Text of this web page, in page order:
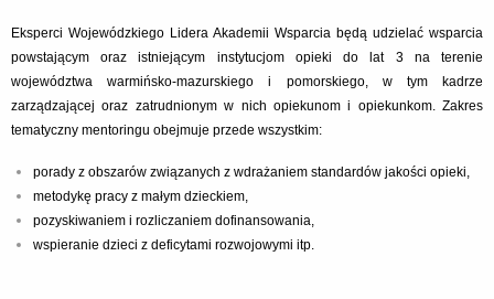
Eksperci Wojewódzkiego Lidera Akademii Wsparcia będą udzielać wsparcia
powstającym oraz istniejącym instytucjom opieki do lat 3 na terenie
województwa warmińsko-mazurskiego i pomorskiego, w tym kadrze
zarządzającej oraz zatrudnionym w nich opiekunom i opiekunkom. Zakres
tematyczny mentoringu obejmuje przede wszystkim:
porady z obszarów związanych z wdrażaniem standardów jakości opieki,
metodykę pracy z małym dzieckiem,
pozyskiwaniem i rozliczaniem dofinansowania,
wspieranie dzieci z deficytami rozwojowymi itp.